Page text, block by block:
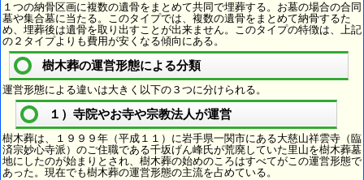
１つの納骨区画に複数の遺骨をまとめて共同で埋葬する。お墓の場合の合同
墓や集合墓に当たる。このタイプでは、複数の遺骨をまとめて納骨するた
め、埋葬後は遺骨を取り出すことが出来ません。このタイプの特徴は、上記
の２タイプよりも費用が安くなる傾向にある。
樹木葬の運営形態による分類
運営形態による違いは大きく以下の３つに分けられる。
１）寺院やお寺や宗教法人が運営
樹木葬は、１９９９年（平成１１）に岩手県一関市にある大慈山祥雲寺（臨
済宗妙心寺派）のご住職である千坂げん峰氏が荒廃していた里山を樹木葬墓
地にしたのが始まりとされ、樹木葬の始めのころはすべてがこの運営形態で
あった。現在でも樹木葬の運営形態の主流を占めている。